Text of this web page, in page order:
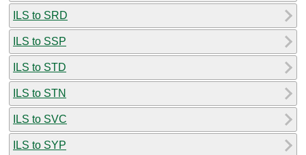
ILS to SRD
ILS to SSP
ILS to STD
ILS to STN
ILS to SVC
ILS to SYP